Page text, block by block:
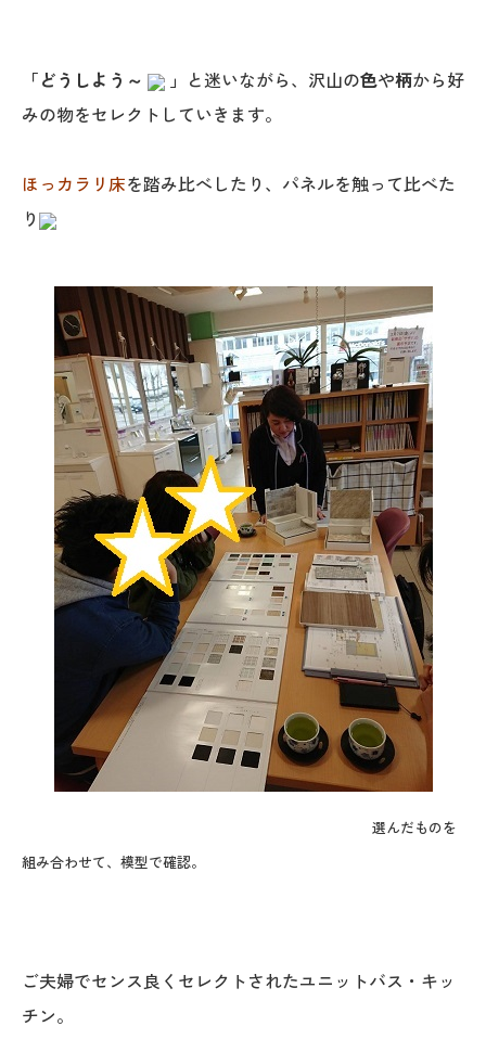
「どうしよう～ 」 と迷いながら、沢山の色や柄から好
みの物をセレクトしていきます。
ほっカラリ床を踏み比べしたり、パネルを触って比べた
り
選んだものを
組み合わせて、模型で確認。
ご夫婦でセンス良くセレクトされたユニットバス・キッ
チン。